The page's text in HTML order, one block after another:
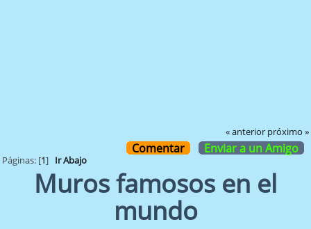
« anterior próximo »
Comentar Enviar a un Amigo
Páginas: [1] Ir Abajo
Muros famosos en el
mundo